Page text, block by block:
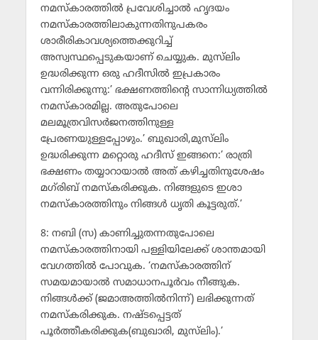
നമസ്‌കാരത്തില്‍ പ്രവേശിച്ചാല്‍ ഹൃദയം
നമസ്‌കാരത്തിലാകുന്നതിനുപകരം
ശാരീരികാവശ്യത്തെക്കുറിച്ച്
അസ്വസ്ഥപ്പെടുകയാണ് ചെയ്യുക. മുസ്‌ലിം
ഉദ്ധരിക്കുന്ന ഒരു ഹദീസില്‍ ഇപ്രകാരം
വന്നിരിക്കുന്നു:’ ഭക്ഷണത്തിന്റെ സാന്നിധ്യത്തില്‍
നമസ്‌കാരമില്ല. അതുപോലെ
മലമൂത്രവിസര്‍ജനത്തിനുള്ള
പ്രേരണയുള്ളപ്പോഴും.’ ബുഖാരി,മുസ്‌ലിം
ഉദ്ധരിക്കുന്ന മറ്റൊരു ഹദീസ് ഇങ്ങനെ:’ രാത്രി
ഭക്ഷണം തയ്യാറായാല്‍ അത് കഴിച്ചതിനുശേഷം
മഗ്‌രിബ് നമസ്‌കരിക്കുക. നിങ്ങളുടെ ഇശാ
നമസ്‌കാരത്തിനും നിങ്ങള്‍ ധൃതി കൂട്ടരുത്.’
8: നബി (സ) കാണിച്ചുതന്നതുപോലെ
നമസ്‌കാരത്തിനായി പള്ളിയിലേക്ക് ശാന്തമായി
വേഗത്തില്‍ പോവുക. ‘നമസ്‌കാരത്തിന്
സമയമായാല്‍ സമാധാനപൂര്‍വം നീങ്ങുക.
നിങ്ങള്‍ക്ക് (ജമാഅത്തില്‍നിന്ന്) ലഭിക്കുന്നത്
നമസ്‌കരിക്കുക. നഷ്ടപ്പെട്ടത്
പൂര്‍ത്തീകരിക്കുക(ബുഖാരി, മുസ്‌ലിം).’